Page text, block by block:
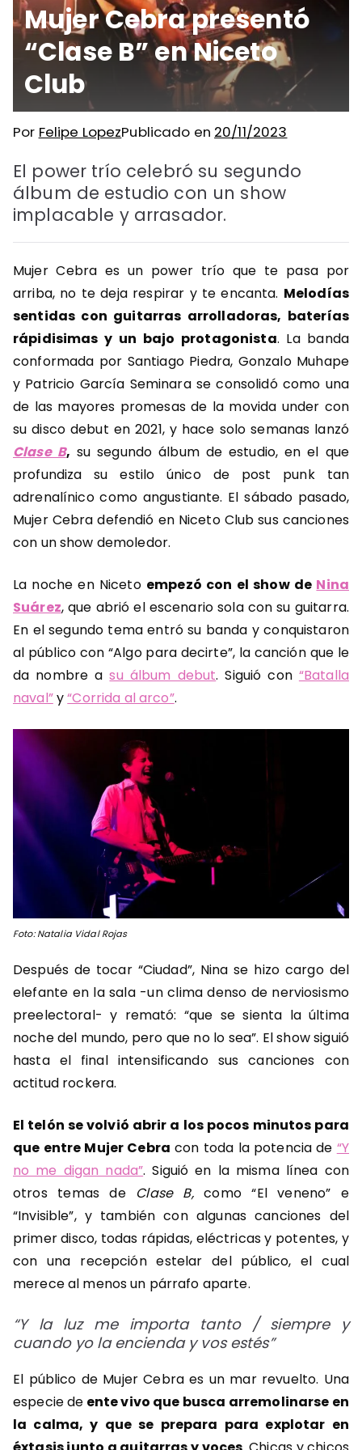
Mujer Cebra presentó
“Clase B” en Niceto
Club
Por Felipe LopezPublicado en 20/11/2023
El power trío celebró su segundo
álbum de estudio con un show
implacable y arrasador.
Mujer Cebra es un power trío que te pasa por
arriba, no te deja respirar y te encanta. Melodías
sentidas con guitarras arrolladoras, baterías
rápidisimas y un bajo protagonista. La banda
conformada por Santiago Piedra, Gonzalo Muhape
y Patricio García Seminara se consolidó como una
de las mayores promesas de la movida under con
su disco debut en 2021, y hace solo semanas lanzó
Clase B, su segundo álbum de estudio, en el que
profundiza su estilo único de post punk tan
adrenalínico como angustiante. El sábado pasado,
Mujer Cebra defendió en Niceto Club sus canciones
con un show demoledor.
La noche en Niceto empezó con el show de Nina
Suárez, que abrió el escenario sola con su guitarra.
En el segundo tema entró su banda y conquistaron
al público con “Algo para decirte”, la canción que le
da nombre asu álbum debut. Siguió con “Batalla
naval”y“Corrida al arco”.
Foto: Natalia Vidal Rojas
Después de tocar “Ciudad”, Nina se hizo cargo del
elefante en la sala -un clima denso de nerviosismo
preelectoral- y remató: “que se sienta la última
noche del mundo, pero que no lo sea”. El show siguió
hasta el final intensificando sus canciones con
actitud rockera.
El telón se volvió abrir a los pocos minutos para
que entre Mujer Cebra con toda la potencia de “Y
no me digan nada”. Siguió en la misma línea con
otros temas de Clase B,como “El veneno” e
“Invisible”, y también con algunas canciones del
primer disco, todas rápidas, eléctricas y potentes, y
con una recepción estelar del público, el cual
merece al menos un párrafo aparte.
“Y la luz me importa tanto / siempre y
cuando yo la encienda y vos estés”
El público de Mujer Cebra es un mar revuelto. Una
especie de ente vivo que busca arremolinarse en
la calma, y que se prepara para explotar en